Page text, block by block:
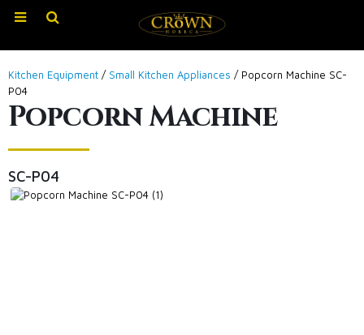
Kitchen Equipment / Small Kitchen Appliances / Popcorn Machine SC-
P04
Popcorn Machine
SC-P04